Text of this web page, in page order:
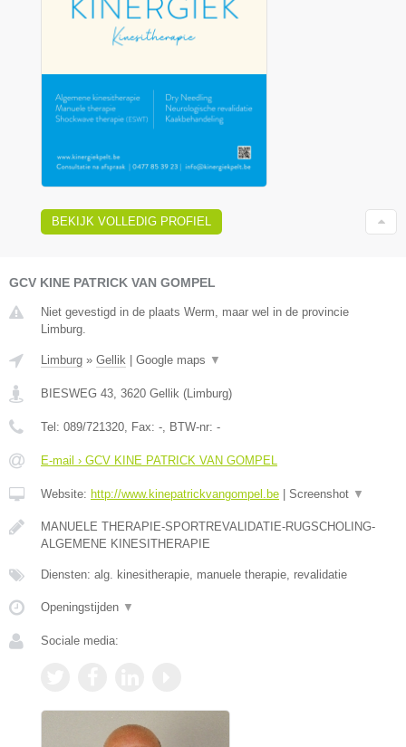
BEKIJK VOLLEDIG PROFIEL
GCV KINE PATRICK VAN GOMPEL
Niet gevestigd in de plaats Werm, maar wel in de provincie
Limburg.
Limburg » Gellik Google maps ▼
BIESWEG 43, 3620 Gellik (Limburg)
Tel: 089/721320, Fax: -, BTW-nr: -
E-mail › GCV KINE PATRICK VAN GOMPEL
Website: http://www.kinepatrickvangompel.be Screenshot ▼
MANUELE THERAPIE-SPORTREVALIDATIE-RUGSCHOLING-
ALGEMENE KINESITHERAPIE
Diensten: alg. kinesitherapie, manuele therapie, revalidatie
Openingstijden ▼
Sociale media: